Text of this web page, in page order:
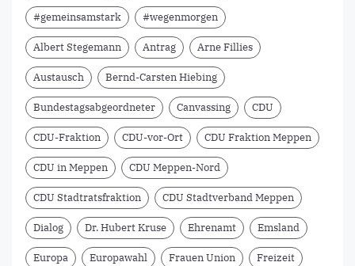
#gemeinsamstark #wegenmorgen
Albert Stegemann Antrag Arne Fillies
Austausch Bernd-Carsten Hiebing
Bundestagsabgeordneter Canvassing CDU
CDU-Fraktion CDU-vor-Ort CDU Fraktion Meppen
CDU in Meppen CDU Meppen-Nord
CDU Stadtratsfraktion CDU Stadtverband Meppen
Dialog Dr. Hubert Kruse Ehrenamt Emsland
Europa Europawahl Frauen Union Freizeit